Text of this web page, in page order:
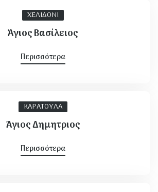
ΧΕΛΙΔΟΝΙ
Άγιος Βασίλειος
Περισσότερα
ΚΑΡΑΤΟΥΛΑ
Άγιος Δημητριος
Περισσότερα